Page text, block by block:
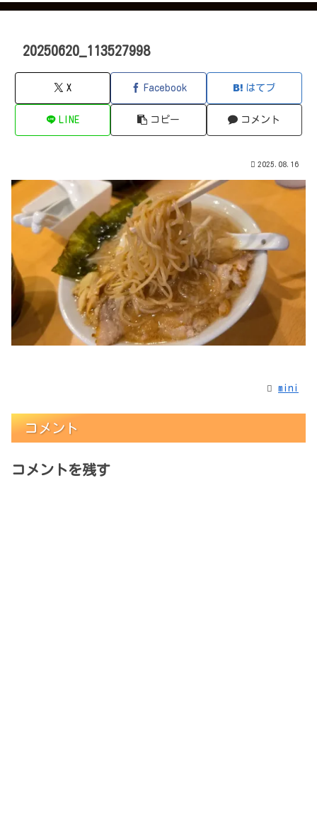
20250620_113527998
X Facebook はてブ
LINE コピー コメント
2025.08.16
mini
コメント
コメントを残す